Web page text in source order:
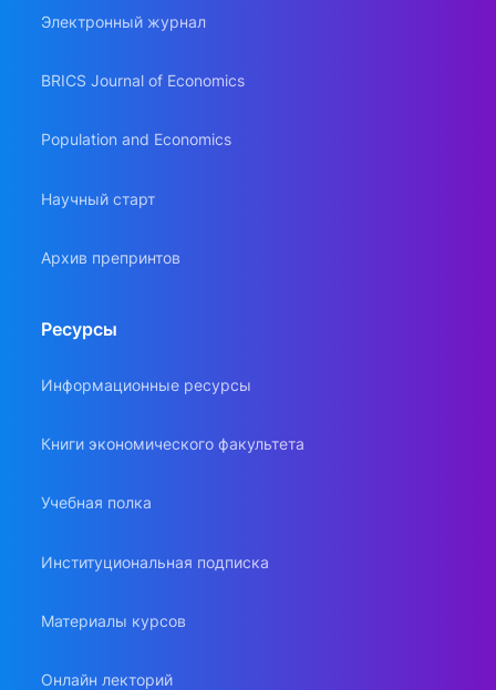
Электронный журнал
BRICS Journal of Economics
Population and Economics
Научный старт
Архив препринтов
Ресурсы
Информационные ресурсы
Книги экономического факультета
Учебная полка
Институциональная подписка
Материалы курсов
Онлайн лекторий